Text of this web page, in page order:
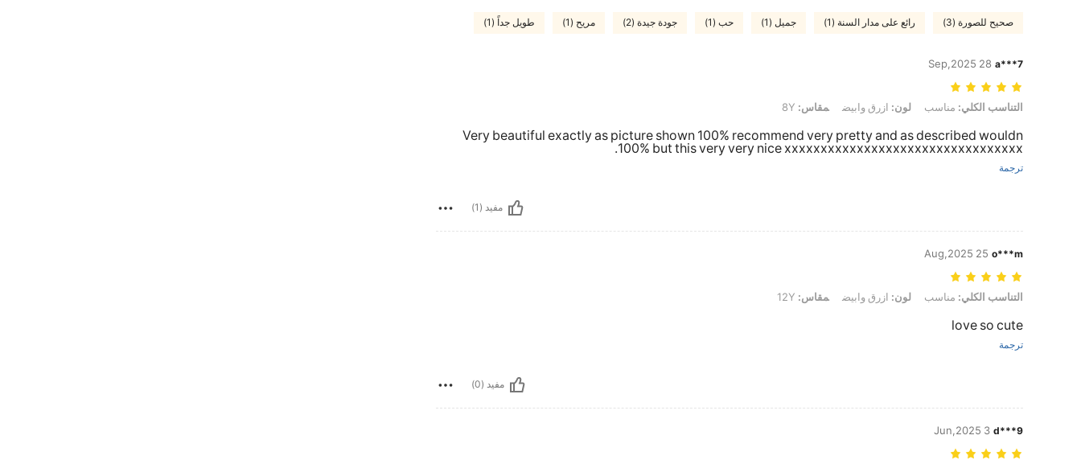
صحيح للصورة (3) رائع على مدار السنة (1) جميل (1) حب (1) جودة جيدة (2) مريح (1) طويل جداً (1)
a***7
28 Sep,2025
التناسب الكلي: مناسب, لون: ازرق وابيض, مقاس: 8Y
التناسب الكلي: مناسب لون: ازرق وابيض مقاس:
Very beautiful exactly as picture shown 100% recommend very pretty and as described wouldn
100% but this very very nice xxxxxxxxxxxxxxxxxxxxxxxxxxxxxxxxx.
ترجمة
مفيد (1)
o***m
25 Aug,2025
التناسب الكلي: مناسب, لون: ازرق وابيض, مقاس: 12Y
التناسب الكلي: مناسب لون: ازرق وابيض مقاس:
love so cute
ترجمة
مفيد (0)
d***9
3 Jun,2025